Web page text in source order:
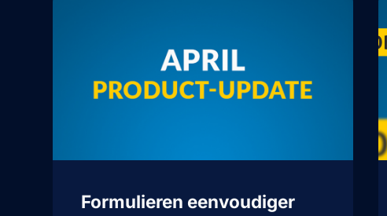
Formulieren eenvoudiger